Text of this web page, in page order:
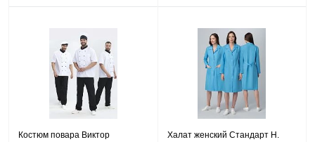
Костюм повара Виктор
Халат женский Стандарт Н.